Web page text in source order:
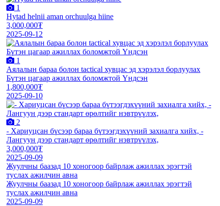
1
Hytad helnii aman orchuulga hiine
3,000,000₮
2025-09-12
1
Аялалын бараа болон tactical хувцас эд хэрэлэл борлуулах
Бүтэн цагаар ажиллах боломжтой Үндсэн
1,800,000₮
2025-09-10
2
- Хариуцсан бүсээр бараа бүтээгдэхүүний захиалга хийх, -
Лангуун дээр стандарт өрөлтийг нэвтрүүлэх,
3,000,000₮
2025-09-09
Жуулчны баазад 10 хоногоор байрлаж ажиллах эрэгтэй
туслах ажилчин авна
Жуулчны баазад 10 хоногоор байрлаж ажиллах эрэгтэй
туслах ажилчин авна
2025-09-09